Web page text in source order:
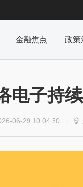
金融焦点 政策
电子持
06-29 10:04:50 